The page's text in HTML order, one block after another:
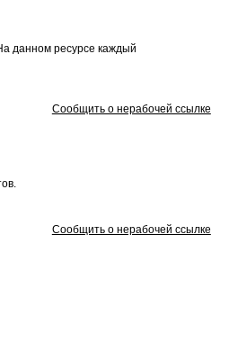
данном ресурсе каждый
Сообщить о нерабочей ссылке
Сообщить о нерабочей ссылке